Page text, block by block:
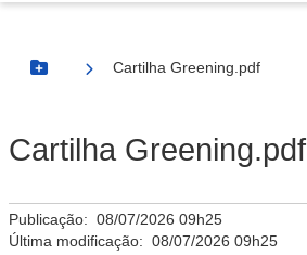
Botão Menu
Cartilha Greening.pdf
Cartilha Greening.pdf
Publicação: 08/07/2026 09h25
Última modificação: 08/07/2026 09h25